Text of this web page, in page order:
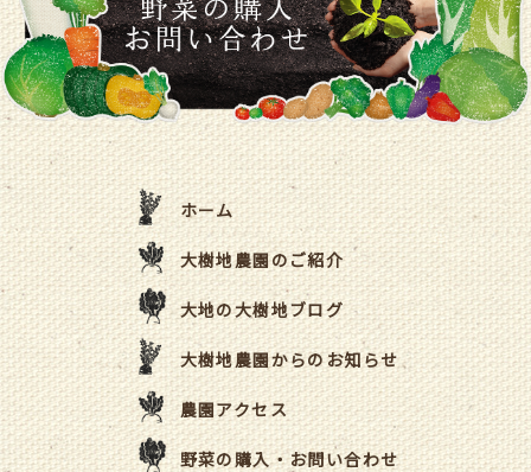
ホーム
大樹地農園のご紹介
大地の大樹地ブログ
大樹地農園からのお知らせ
農園アクセス
野菜の購入・お問い合わせ